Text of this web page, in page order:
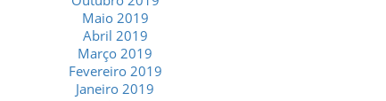
Maio 2019
Abril 2019
Março 2019
Fevereiro 2019
Janeiro 2019